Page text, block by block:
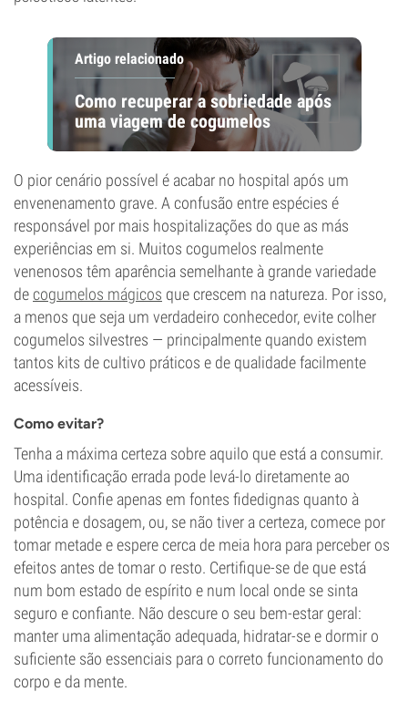
Artigo relacionado
Como recuperar a sobriedade após
uma viagem de cogumelos
O pior cenário possível é acabar no hospital após um
envenenamento grave. A confusão entre espécies é
responsável por mais hospitalizações do que as más
experiências em si. Muitos cogumelos realmente
venenosos têm aparência semelhante à grande variedade
decogumelos mágicos que crescem na natureza. Por isso,
a menos que seja um verdadeiro conhecedor, evite colher
cogumelos silvestres — principalmente quando existem
tantos kits de cultivo práticos e de qualidade facilmente
acessíveis.
Como evitar?
Tenha a máxima certeza sobre aquilo que está a consumir.
Uma identificação errada pode levá-lo diretamente ao
hospital. Confie apenas em fontes fidedignas quanto à
potência e dosagem, ou, se não tiver a certeza, comece por
tomar metade e espere cerca de meia hora para perceber os
efeitos antes de tomar o resto. Certifique-se de que está
num bom estado de espírito e num local onde se sinta
seguro e confiante. Não descure o seu bem-estar geral:
manter uma alimentação adequada, hidratar-se e dormir o
suficiente são essenciais para o correto funcionamento do
corpo e da mente.